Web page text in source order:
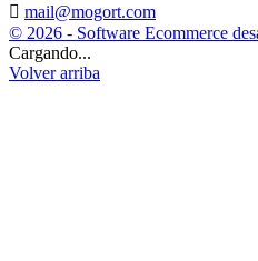
 mail@mogort.com
© 2026 - Software Ecommerce
Cargando...
Volver arriba